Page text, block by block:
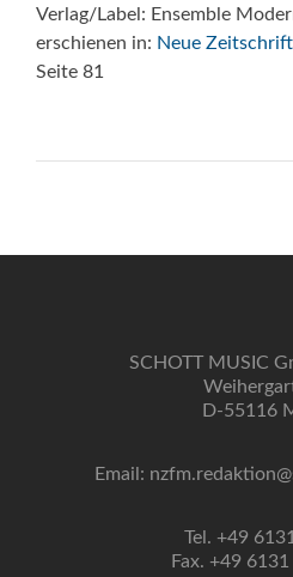
Verlag/Label: Ensemble
erschienen in: Neue
Seite 81
SCHOTT MUSIC
D-55116
Email:
Tel. +49
Fax. +49